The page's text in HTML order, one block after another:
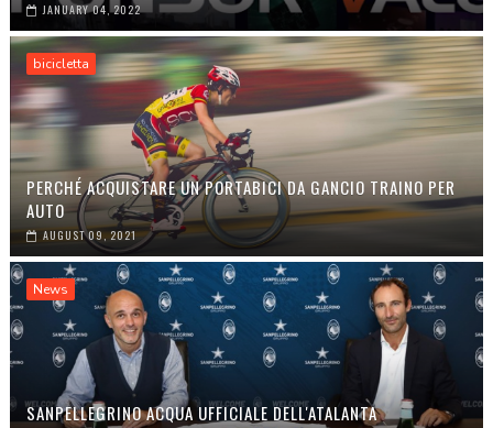
JANUARY 04, 2022
bicicletta
PERCHÉ ACQUISTARE UN PORTABICI DA GANCIO TRAINO PER
AUTO
AUGUST 09, 2021
News
SANPELLEGRINO ACQUA UFFICIALE DELL'ATALANTA